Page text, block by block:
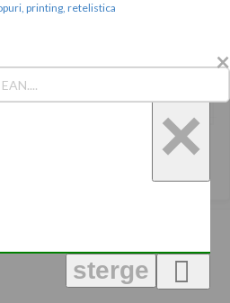
×
×
sterge